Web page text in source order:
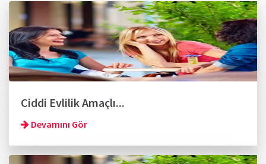
Ciddi Evlilik Amaçlı...
Devamını Gör